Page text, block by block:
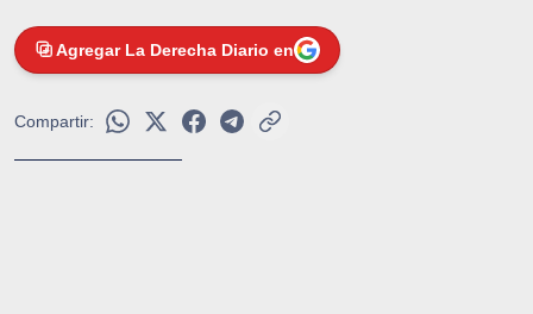
Agregar La Derecha Diario en
Compartir: